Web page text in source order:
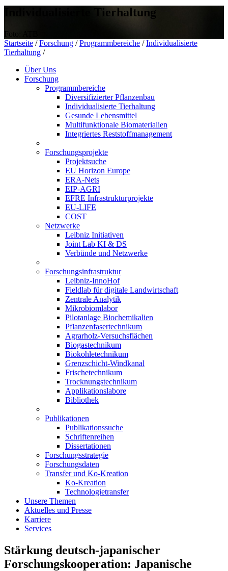
Individualisierte Tierhaltung
Foto: ATB
Startseite / Forschung / Programmbereiche / Individualisierte
Tierhaltung /
Über Uns
Forschung
Programmbereiche
Diversifizierter Pflanzenbau
Individualisierte Tierhaltung
Gesunde Lebensmittel
Multifunktionale Biomaterialien
Integriertes Reststoffmanagement
Forschungsprojekte
Projektsuche
EU Horizon Europe
ERA-Nets
EIP-AGRI
EFRE Infrastrukturprojekte
EU-LIFE
COST
Netzwerke
Leibniz Initiativen
Joint Lab KI & DS
Verbünde und Netzwerke
Forschungsinfrastruktur
Leibniz-InnoHof
Fieldlab für digitale Landwirtschaft
Zentrale Analytik
Mikrobiomlabor
Pilotanlage Biochemikalien
Pflanzenfasertechnikum
Agrarholz-Versuchsflächen
Biogastechnikum
Biokohletechnikum
Grenzschicht-Windkanal
Frischetechnikum
Trocknungstechnikum
Applikationslabore
Bibliothek
Publikationen
Publikationssuche
Schriftenreihen
Dissertationen
Forschungsstrategie
Forschungsdaten
Transfer und Ko-Kreation
Ko-Kreation
Technologietransfer
Unsere Themen
Aktuelles und Presse
Karriere
Services
Stärkung deutsch-japanischer
Forschungskooperation: Japanische